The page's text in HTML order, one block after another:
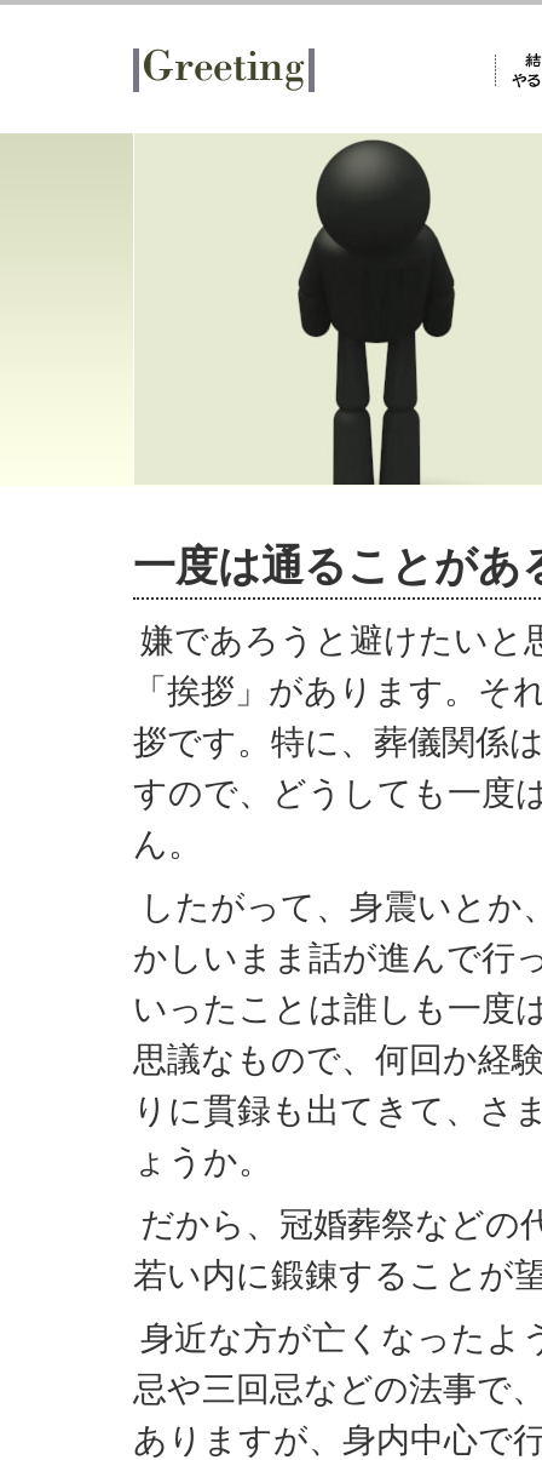
結婚
一度は通ることがあ
嫌であろうと避けたいと
「挨拶」があります。そ
拶です。特に、葬儀関係
すので、どうしても一度
ん。
したがって、身震いと
かしいまま話が進んで行
いったことは誰しも一度
思議なもので、何回か経
りに貫録も出てきて、さ
ょうか。
だから、冠婚葬祭などの
若い内に鍛錬することが
身近な方が亡くなったよ
忌や三回忌などの法事で
ありますが、身内中心で